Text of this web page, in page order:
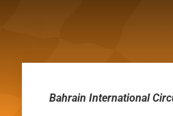
Bahrain International